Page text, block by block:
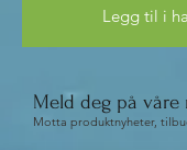
støtte musklene
Kenzo Kaze
Tapen er
Legg til i
Meld deg på våre
Motta produktnyheter,